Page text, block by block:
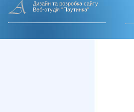
Дизайн та розробка сайту
Веб-студія "Паутинка"